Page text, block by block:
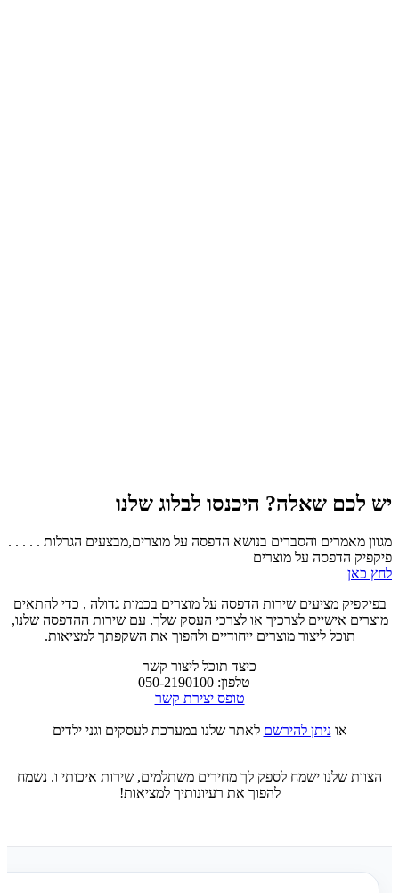
יש לכם שאלה? היכנסו לבלוג שלנו
מגוון מאמרים והסברים בנושא הדפסה על מוצרים,מבצעים הגרלות . . . . .
פיקפיק הדפסה על מוצרים
לחץ כאן
בפיקפיק מציעים שירות הדפסה על מוצרים בכמות גדולה , כדי להתאים
מוצרים אישיים לצרכיך או לצרכי העסק שלך. עם שירות ההדפסה שלנו,
תוכל ליצור מוצרים ייחודיים ולהפוך את השקפתך למציאות.
כיצד תוכל ליצור קשר
– טלפון: 050-2190100
טופס יצירת קשר
אוניתן להירשם לאתר שלנו במערכת לעסקים וגני ילדים
הצוות שלנו ישמח לספק לך מחירים משתלמים, שירות איכותי ו. נשמח
להפוך את רעיונותיך למציאות!